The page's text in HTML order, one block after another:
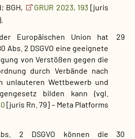
BGH,
GRUR 2023, 193[juris
29
Europäischen Union hat
Abs. 2 DSGVO eine geeignete
von Verstößen gegen die
durch Verbände nach
unlauteren Wettbewerb und
bilden kann (vgl.
[juris Rn. 79] – Meta Platforms
30
2 DSGVO können die